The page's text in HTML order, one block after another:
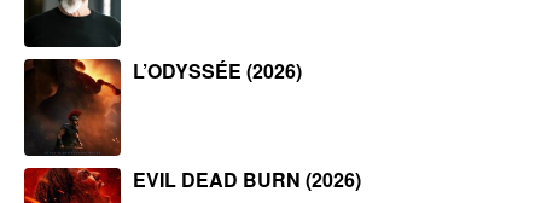
L’ODYSSÉE (2026)
EVIL DEAD BURN (2026)